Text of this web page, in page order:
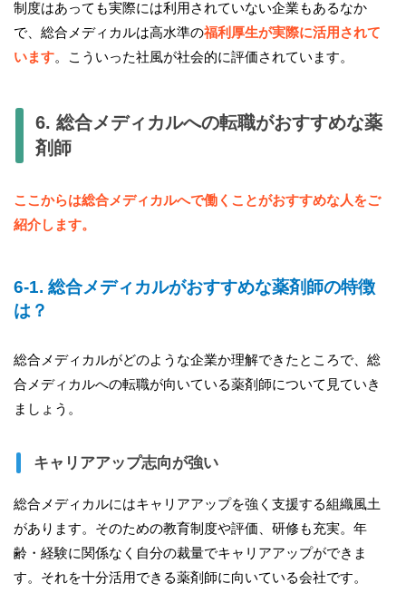
制度はあっても実際には利用されていない企業もあるなか
で、総合メディカルは高水準の福利厚生が実際に活用されて
います。こういった社風が社会的に評価されています。
6. 総合メディカルへの転職がおすすめな薬
剤師
ここからは総合メディカルへで働くことがおすすめな人をご
紹介します。
6-1. 総合メディカルがおすすめな薬剤師の特徴
は？
総合メディカルがどのような企業か理解できたところで、総
合メディカルへの転職が向いている薬剤師について見ていき
ましょう。
キャリアアップ志向が強い
総合メディカルにはキャリアアップを強く支援する組織風土
があります。そのための教育制度や評価、研修も充実。年
齢・経験に関係なく自分の裁量でキャリアアップができま
す。それを十分活用できる薬剤師に向いている会社です。